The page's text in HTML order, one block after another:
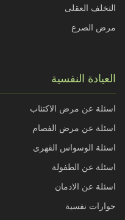
التخلف العقلى
مرض الصرع
العيادة النفسية
اسئلة عن مرض الاكتئاب
اسئلة عن مرض الفصام
اسئلة الوسواس القهرى
اسئلة عن الطفولة
اسئلة عن الادمان
حوارات نفسية